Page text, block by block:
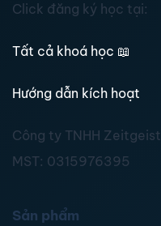
Click đăng ký học tại:
Tất cả khoá học 📖
Hướng dẫn kích hoạt
Công ty TNHH Zeitgeist
MST: 0315976395
Sản phẩm